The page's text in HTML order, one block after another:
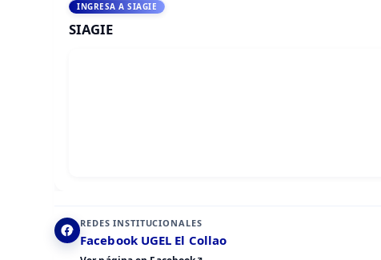
INGRESA A SIAGIE
SIAGIE
REDES INSTITUCIONALES
Facebook UGEL El Collao